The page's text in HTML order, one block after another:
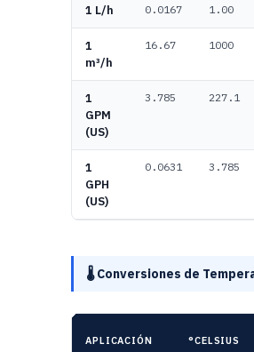
1 L/h 0.0167 1.00
1
m³/h
16.67 1000
1
GPM
(US)
3.785 227.1
1
GPH
(US)
0.0631 3.785
🌡️ Conversiones de
APLICACIÓN °CELSIUS